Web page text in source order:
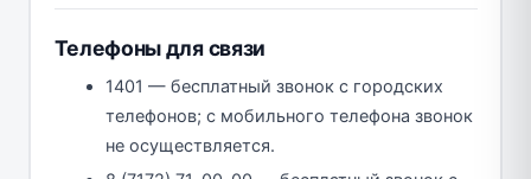
Телефоны для связи
1401 — бесплатный звонок с городских
телефонов; с мобильного телефона звонок
не осуществляется.